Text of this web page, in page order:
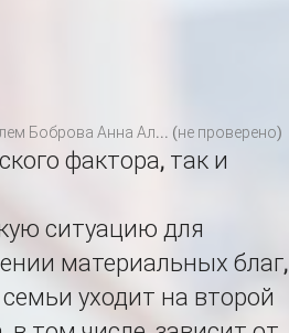
Боброва Анна Ал... (не проверено)
фактора, так и
ситуацию для
материальных благ,
уходит на второй